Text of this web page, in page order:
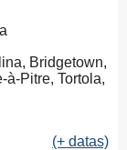
Bridgetown,
à-Pitre, Tortola,
(+ datas)